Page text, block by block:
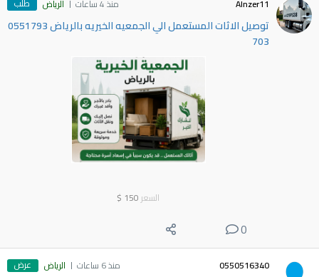
Alnzer11 منذ 4 ساعات الرياض
توصيل الاثات المستعمل الي الجمعيه الخيريه بالرياض 0551793
703
السعر 150
$
0
0550516340 منذ 6 ساعات الرياض عرض